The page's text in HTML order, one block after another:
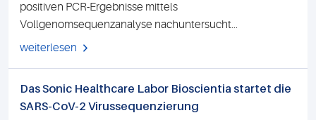
positiven PCR-Ergebnisse mittels
Vollgenomsequenzanalyse nachuntersucht...
weiterlesen
Das Sonic Healthcare Labor Bioscientia startet die
SARS-CoV-2 Virussequenzierung